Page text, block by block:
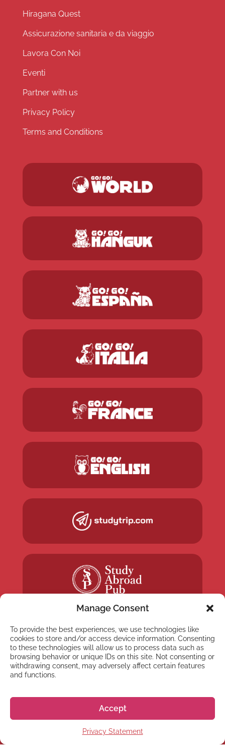
Manage Consent
To provide the best experiences, we use technologies like
cookies to store and/or access device information. Consenting
to these technologies will allow us to process data such as
browsing behavior or unique IDs on this site. Not consenting or
withdrawing consent, may adversely affect certain features
and functions.
Accept
Privacy Statement
Hiragana Quest
Assicurazione sanitaria e da viaggio
Lavora Con Noi
Eventi
Partner with us
Privacy Policy
Terms and Conditions
NEWSLETTER
Registrati alla nostra
Newsletter